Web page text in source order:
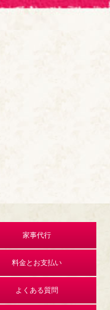
家事代行
料金とお支払い
よくある質問